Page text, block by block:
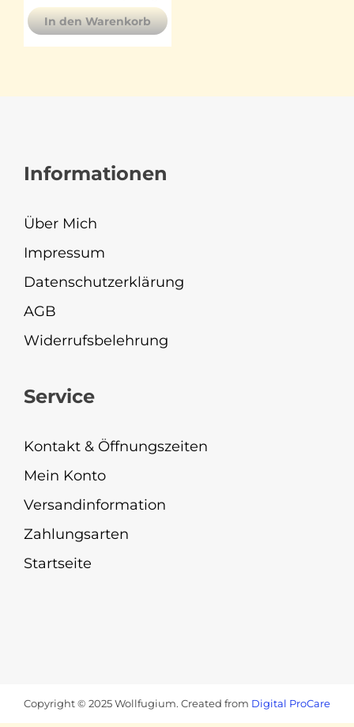
In den Warenkorb
Informationen
Über Mich
Impressum
Datenschutzerklärung
AGB
Widerrufsbelehrung
Service
Kontakt & Öffnungszeiten
Mein Konto
Versandinformation
Zahlungsarten
Startseite
Copyright © 2025 Wollfugium. Created from Digital ProCare